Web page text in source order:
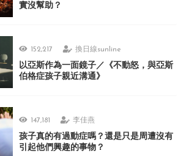
實沒幫助？
152,217 換日線sunline
以亞斯作為一面鏡子／《不動怒，與亞斯
伯格症孩子親近溝通》
147,181 李佳燕
孩子真的有過動症嗎？還是只是周遭沒有
引起他們興趣的事物？